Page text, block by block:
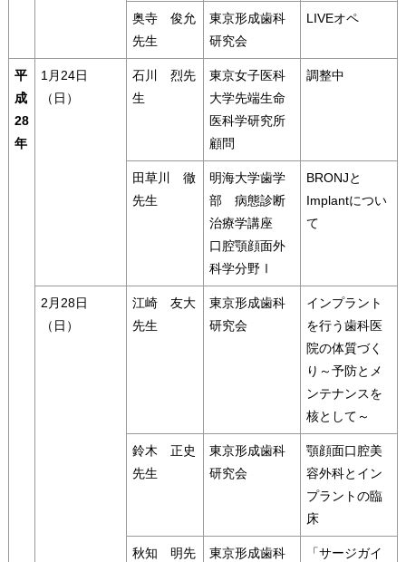
奥寺 俊允
先生
東京形成歯科
研究会
LIVEオペ
平
成
28
年
1月24日
（日）
石川 烈先
生
東京女子医科
大学先端生命
医科学研究所
顧問
調整中
田草川 徹
先生
明海大学歯学
部 病態診断
治療学講座
口腔顎顔面外
科学分野Ⅰ
BRONJと
Implantについ
て
2月28日
（日）
江崎 友大
先生
東京形成歯科
研究会
インプラント
を行う歯科医
院の体質づく
り～予防とメ
ンテナンスを
核として～
鈴木 正史
先生
東京形成歯科
研究会
顎顔面口腔美
容外科とイン
プラントの臨
床
秋知 明先
東京形成歯科
「サージガイ